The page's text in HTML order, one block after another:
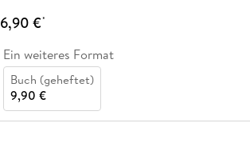
6,90 €*
Ein weiteres Format
Buch (geheftet)
9,90 €